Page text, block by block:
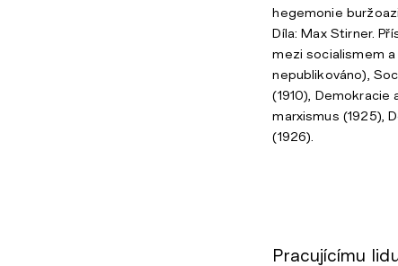
hegemonie
Díla: Max Stirner.
mezi socialismem a
nepublikováno),
(1910), Demokracie
marxismus (1925),
(1926).
Pracujícímu